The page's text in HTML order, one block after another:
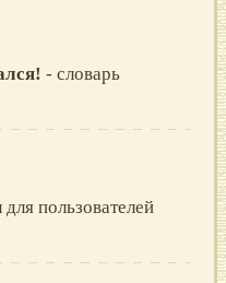
- словарь
пользователей